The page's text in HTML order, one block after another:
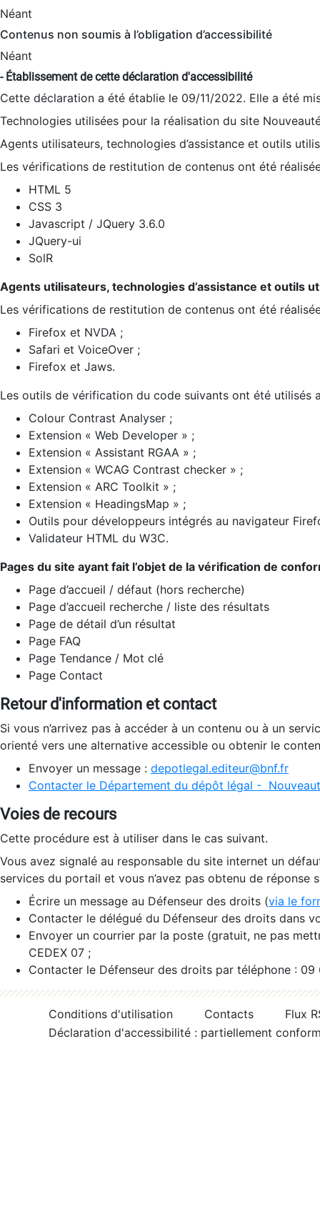
Néant
Contenus non soumis à l’obligation d’accessibilité
Néant
- Établissement de cette déclaration d'accessibilité
Cette déclaration a été établie le 09/11/2022. Elle a été
Technologies utilisées pour la réalisation du site
Agents utilisateurs, technologies d’assistance et outils
Les vérifications de restitution de contenus ont été
HTML 5
CSS 3
Javascript / JQuery 3.6.0
JQuery-ui
SolR
Agents utilisateurs, technologies d’assistance et outils
Les vérifications de restitution de contenus ont été
Firefox et NVDA ;
Safari et VoiceOver ;
Firefox et Jaws.
Les outils de vérification du code suivants ont été utilisés
Colour Contrast Analyser ;
Extension « Web Developer » ;
Extension « Assistant RGAA » ;
Extension « WCAG Contrast checker » ;
Extension « ARC Toolkit » ;
Extension « HeadingsMap » ;
Outils pour développeurs intégrés au navigateur
Validateur HTML du W3C.
Pages du site ayant fait l’objet de la vérification de
Page d’accueil / défaut (hors recherche)
Page d’accueil recherche / liste des résultats
Page de détail d’un résultat
Page FAQ
Page Tendance / Mot clé
Page Contact
Retour d'information et contact
Si vous n’arrivez pas à accéder à un contenu ou à un
orienté vers une alternative accessible ou obtenir le
Envoyer un message : depotlegal.editeur@bnf.fr
Contacter le Département du dépôt légal -
Voies de recours
Cette procédure est à utiliser dans le cas suivant.
Vous avez signalé au responsable du site internet un
services du portail et vous n’avez pas obtenu de réponse
Écrire un message au Défenseur des droits (via le
Contacter le délégué du Défenseur des droits dans
Envoyer un courrier par la poste (gratuit, ne pas
CEDEX 07 ;
Contacter le Défenseur des droits par téléphone :
Conditions d'utilisation Contacts
Flux
Déclaration d'accessibilité : partiellement